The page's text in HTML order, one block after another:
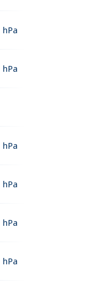
hPa
hPa
hPa
hPa
hPa
hPa